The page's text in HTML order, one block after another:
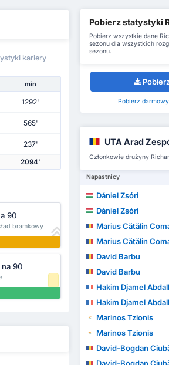
kariery
min
1292'
565'
237'
2094'
90
bramkowy
na 90
Pobierz statystyki
Pobierz wszystkie dane
sezonu dla wszystkich
sezonu.
Pobierz
UTA Arad
Członkowie drużyny
Napastnicy
Dániel Zsóri
Dániel Zsóri
Marius Cătălin
Marius Cătălin
David Barbu
David Barbu
Hakim Djamel
Hakim Djamel
Marinos Tzionis
Marinos Tzionis
David-Bogdan